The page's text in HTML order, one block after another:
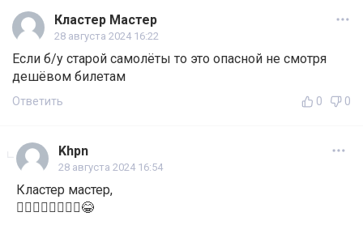
Кластер Мастер
28 августа 2024 16:22
Если б/у старой самолёты то это опасной не смотря
дешёвом билетам
Ответить 0 0
Khpn
28 августа 2024 16:54
Кластер мастер,
🤦‍♀️🤦‍♀️🤦‍♀️🤦‍♀️😂